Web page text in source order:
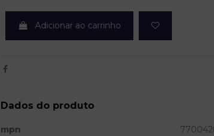
Adicionar ao carrinho
Dados do produto
mpn